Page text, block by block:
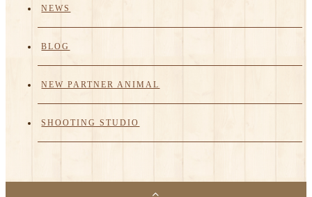
NEWS
BLOG
NEW PARTNER ANIMAL
SHOOTING STUDIO